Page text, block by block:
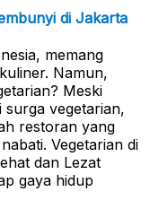
di Jakarta
memang
Namun,
Meski
surga vegetarian,
restoran yang
Vegetarian di
dan Lezat
gaya hidup